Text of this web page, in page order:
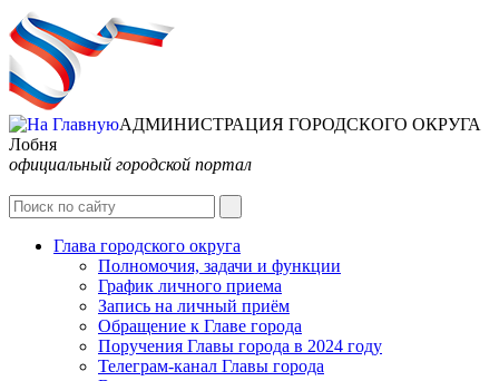
АДМИНИСТРАЦИЯ ГОРОДСКОГО ОКРУГА
Лобня
официальный городской портал
Глава городского округа
Полномочия, задачи и функции
График личного приема
Запись на личный приём
Обращение к Главе города
Поручения Главы города в 2024 году
Телеграм-канал Главы города